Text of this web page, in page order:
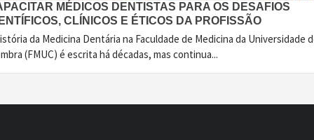
MÉDICOS DENTISTAS PARA OS DESAFIOS
CLÍNICOS E ÉTICOS DA PROFISSÃO
da Medicina Dentária na Faculdade de Medicina da Universidade
(FMUC) é escrita há décadas, mas continua...